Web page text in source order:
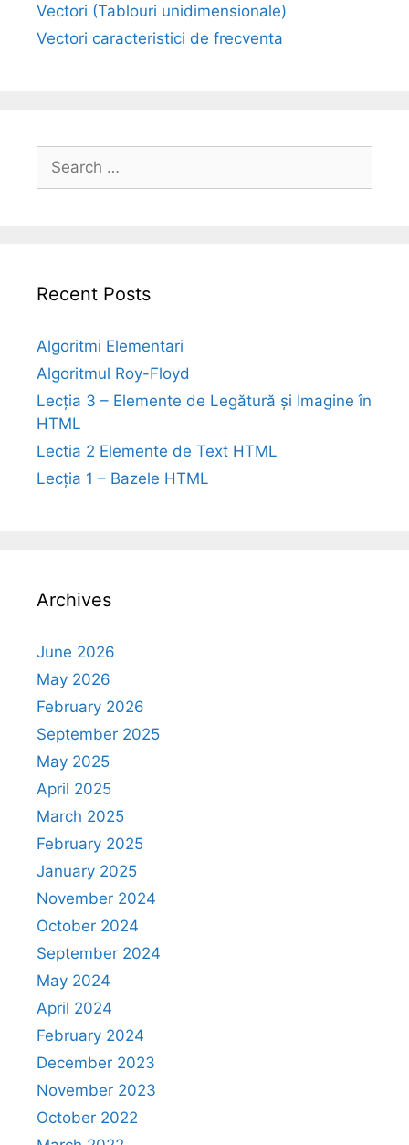
Vectori (Tablouri unidimensionale)
Vectori caracteristici de frecventa
for:
Recent Posts
Algoritmi Elementari
Algoritmul Roy-Floyd
Lecția 3 – Elemente de Legătură și Imagine în
HTML
Lectia 2 Elemente de Text HTML
Lecția 1 – Bazele HTML
Archives
June 2026
May 2026
February 2026
September 2025
May 2025
April 2025
March 2025
February 2025
January 2025
November 2024
October 2024
September 2024
May 2024
April 2024
February 2024
December 2023
November 2023
October 2022